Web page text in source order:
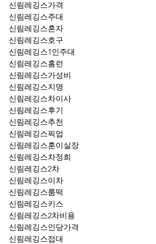
신림레깅스가격
신림레깅스주대
신림레깅스혼자
신림레깅스호구
신림레깅스1인주대
신림레깅스홈런
신림레깅스가성비
신림레깅스지명
신림레깅스차이사
신림레깅스후기
신림레깅스추천
신림레깅스훈이실장
신림레깅스차정희
신림레깅스2차
신림레깅스이차
신림레깅스룸떡
신림레깅스키스
신림레깅스2차비용
신림레깅스인당가격
신림레깅스접대